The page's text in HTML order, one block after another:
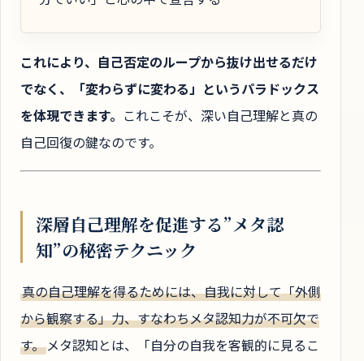
これにより、自己否定のループから抜け出せるだけ
でなく、「変わらずに変わる」というパラドックス
を体現できます。 これこそが、深い自己理解と真の
自己回復の鍵なのです。
深層自己理解を促進する”メタ認
知”の秘密テクニック
真の自己理解を得るためには、自我に対して「外側
から観察する」力、すなわちメタ認知力が不可欠で
す。メタ認知とは、「自分の自我を客観的に見るこ